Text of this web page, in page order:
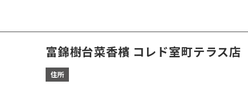
富錦樹台菜香檳 コレド室町テラス店
住所